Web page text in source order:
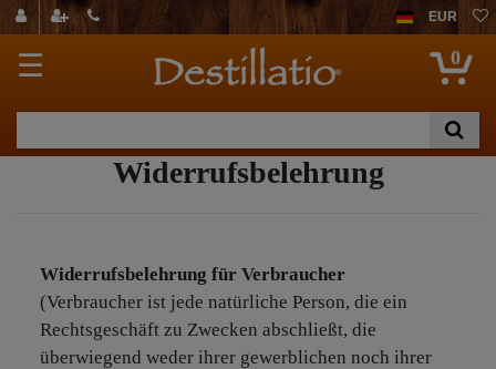
EUR
☰ 0
Widerrufsbelehrung
Widerrufsbelehrung für Verbraucher
(Verbraucher ist jede natürliche Person, die ein
Rechtsgeschäft zu Zwecken abschließt, die
überwiegend weder ihrer gewerblichen noch ihrer